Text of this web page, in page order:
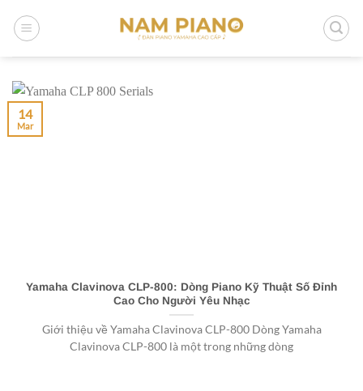
Yamaha Clavinova CLP-800: Dòng Piano Kỹ Thuật Số Đỉnh
Cao Cho Người Yêu Nhạc
Giới thiệu về Yamaha Clavinova CLP-800 Dòng Yamaha
Clavinova CLP-800 là một trong những dòng
14
Mar